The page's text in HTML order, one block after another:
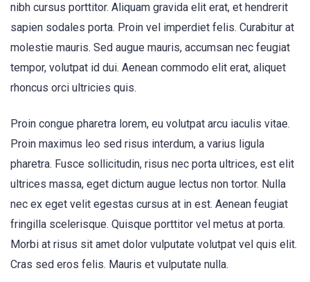
nibh cursus porttitor. Aliquam gravida elit erat, et hendrerit
sapien sodales porta. Proin vel imperdiet felis. Curabitur at
molestie mauris. Sed augue mauris, accumsan nec feugiat
tempor, volutpat id dui. Aenean commodo elit erat, aliquet
rhoncus orci ultricies quis.
Proin congue pharetra lorem, eu volutpat arcu iaculis vitae.
Proin maximus leo sed risus interdum, a varius ligula
pharetra. Fusce sollicitudin, risus nec porta ultrices, est elit
ultrices massa, eget dictum augue lectus non tortor. Nulla
nec ex eget velit egestas cursus at in est. Aenean feugiat
fringilla scelerisque. Quisque porttitor vel metus at porta.
Morbi at risus sit amet dolor vulputate volutpat vel quis elit.
Cras sed eros felis. Mauris et vulputate nulla.